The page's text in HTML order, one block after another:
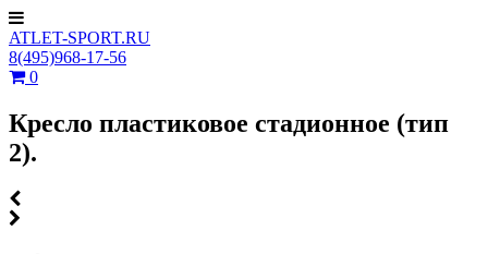
ATLET-SPORT.RU
8(495)968-17-56
0
Кресло пластиковое стадионное (тип
2).